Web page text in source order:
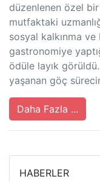
düzenlenen özel
mutfaktaki
sosyal kalkınma
gastronomiye
ödüle layık
yaşanan göç
Daha Fazla ...
HABERLER